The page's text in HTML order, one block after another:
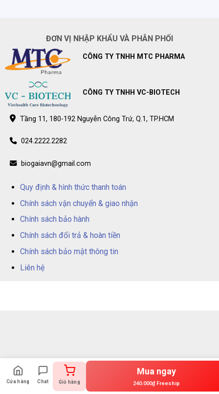
sóc răng miệng và đường ruột khỏe mạnh.
GIỚI THIỆU
– Men vi sinh BioGaia ProDentis nhập khẩu từ Thụy Điển – Giúp cân
bằng hệ vi sinh khoang miệng, ngăn ngừa vi khuẩn, mảng bám,
không lo hôi miệng và cải thiện hệ tiêu hóa đường ruột.
Lactobacillus reuteri ProDentis, có nguồn gốc từ sữa mẹ và nước
gia và đã được thử nghiệm và chứng minh được hiệu quả qua hơn 50
Âu và trên thế giới.
– Sản phẩm dược chứng minh an toàn và hiệu quả dùng được cho
phụ nữ trong thai kỳ hoặc đang cho con bú.
ĐƠN VỊ NHẬP KHẨU VÀ PHÂN PHỐI
CÔNG TY TNHH MTC PHARMA
CÔNG TY TNHH VC-BIOTECH
Tầng 11, 180-192 Nguyễn Công Trứ, Q.1, TP.HCM
024.2222.2282
biogaiavn@gmail.com
Quy định & hình thức thanh toán
Chính sách vận chuyển & giao nhận
Chính sách bảo hành
Chính sách đổi trả & hoàn tiền
Chính sách bảo mật thông tin
Liên hệ
Cửa hàng Chat Giỏ hàng
Mua ngay
240.000₫ Freeship